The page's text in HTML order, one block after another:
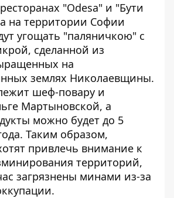
"Odesa" и "Бути
на территории Софии
угощать "паляничкою" с
сделанной из
на
землях Николаевщины.
шеф-повару и
Мартыновской, а
можно будет до 5
Таким образом,
привлечь внимание к
территорий,
загрязнены минами из-за